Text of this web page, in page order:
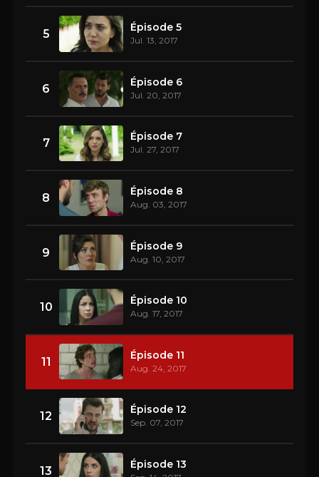
5 Épisode 5
Jul. 13, 2017
6 Épisode 6
Jul. 20, 2017
7 Épisode 7
Jul. 27, 2017
8 Épisode 8
Aug. 03, 2017
9 Épisode 9
Aug. 10, 2017
10 Épisode 10
Aug. 17, 2017
11 Épisode 11
Aug. 24, 2017
12 Épisode 12
Sep. 07, 2017
13 Épisode 13